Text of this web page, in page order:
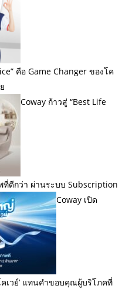
คือ Game Changer ของโค
Coway ก้าวสู่ “Best Life
ดีกว่า ผ่านระบบ Subscription
Coway เปิด
เวย์’ แทนคำขอบคุณผู้บริโภคที่